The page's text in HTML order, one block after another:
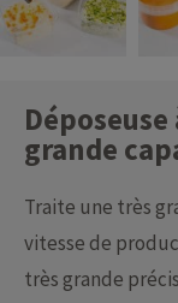
grande
Traite une très
vitesse de
très grande